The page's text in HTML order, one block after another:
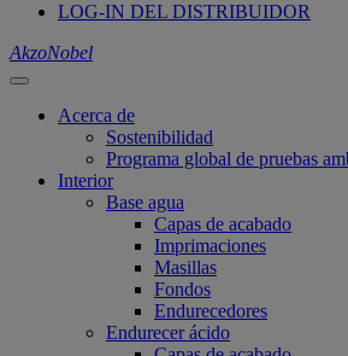
LOG-IN DEL DISTRIBUIDOR
AkzoNobel
Acerca de
Sostenibilidad
Programa global de pruebas
Interior
Base agua
Capas de acabado
Imprimaciones
Masillas
Fondos
Endurecedores
Endurecer ácido